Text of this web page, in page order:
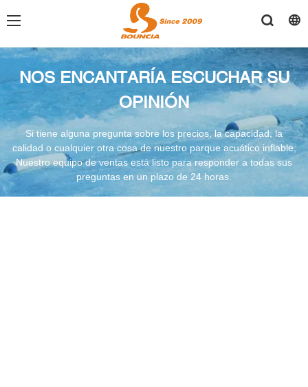
NOS ENCANTARÍA ESCUCHAR SU
OPINIÓN
Si tiene alguna pregunta sobre los precios, la capacidad, la
calidad o cualquier otra cosa de nuestro parque acuático inflable,
Nuestro equipo de ventas está listo para responder a todas sus
preguntas en un plazo de 24 horas.